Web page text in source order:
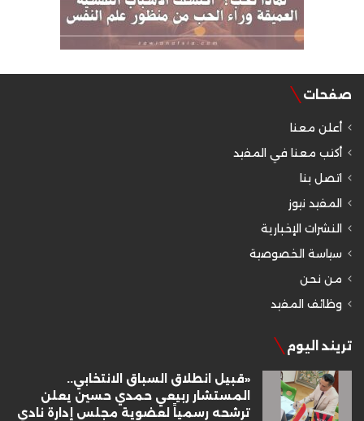
صفحات
أعلن معنا
أكتب معنا في المفيد
اتصل بنا
المفيد نيوز
النشرات الإخبارية
سياسة الخصوصية
من نحن
وظائف المفيد
تريند اليوم
«قبيل انطلاق السباق الانتخابي..
المستشار ربيعي حمدي حسين يعلن
ترشحه رسمياً لعضوية مجلس إدارة نادي